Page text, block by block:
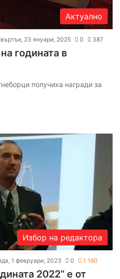
Актуално
23 януари, 2025 0 387
годината в
получиха награди за
Избор на редактора
1 февруари, 2023 0 1 160
2022“ е от